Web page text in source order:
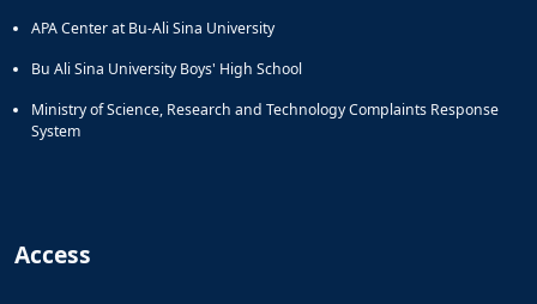
APA Center at Bu-Ali Sina University
Bu Ali Sina University Boys' High School
Ministry of Science, Research and Technology Complaints Response
System
Access